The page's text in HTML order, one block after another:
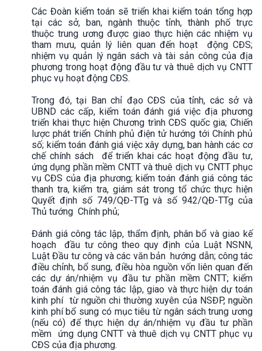
Các Đoàn kiểm toán sẽ triển khai kiểm toán tổng hợp
tại các sở, ban, ngành thuộc tỉnh, thành phố trực
thuộc trung ương được giao thực hiện các nhiệm vụ
tham mưu, quản lý liên quan đến hoạt động CĐS;
nhiệm vụ quản lý ngân sách và tài sản công của địa
phương trong hoạt động đầu tư và thuê dịch vụ CNTT
phục vụ hoạt động CĐS.
Trong đó, tại Ban chỉ đạo CĐS của tỉnh, các sở và
UBND các cấp, kiểm toán đánh giá việc địa phương
triển khai thực hiện Chương trình CĐS quốc gia; Chiến
lược phát triển Chính phủ điện tử hướng tới Chính phủ
số; kiểm toán đánh giá việc xây dựng, ban hành các cơ
chế chính sách để triển khai các hoạt động đầu tư,
ứng dụng phần mềm CNTT và thuê dịch vụ CNTT phục
vụ CĐS của địa phương; kiểm toán đánh giá công tác
thanh tra, kiểm tra, giám sát trong tổ chức thực hiện
Quyết định số 749/QĐ-TTg và số 942/QĐ-TTg của
Thủ tướng Chính phủ;
Đánh giá công tác lập, thẩm định, phân bổ và giao kế
hoạch đầu tư công theo quy định của Luật NSNN,
Luật Đầu tư công và các văn bản hướng dẫn; công tác
điều chỉnh, bổ sung, điều hòa nguồn vốn liên quan đến
các dự án/nhiệm vụ đầu tư phần mềm CNTT; kiểm
toán đánh giá công tác lập, giao và thực hiện dự toán
kinh phí từ nguồn chi thường xuyên của NSĐP, nguồn
kinh phí bổ sung có mục tiêu từ ngân sách trung ương
(nếu có) để thực hiện dự án/nhiệm vụ đầu tư phần
mềm ứng dụng CNTT và thuê dịch vụ CNTT phục vụ
CĐS của địa phương.